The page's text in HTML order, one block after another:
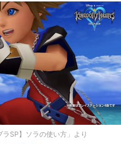
SP】ソラの使い方」より